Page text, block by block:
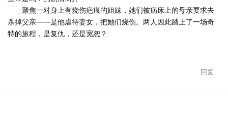
聚焦一对身上有烧伤疤痕的姐妹，她们被病床上的母亲要求去
杀掉父亲——是他虐待妻女，把她们烧伤。两人因此踏上了一场奇
特的旅程，是复仇，还是宽恕？
回复